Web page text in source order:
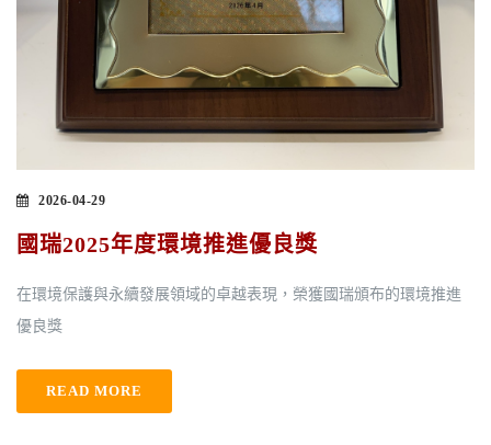
2026-04-29
國瑞2025年度環境推進優良獎
在環境保護與永續發展領域的卓越表現，榮獲國瑞頒布的環境推進
優良獎
READ MORE